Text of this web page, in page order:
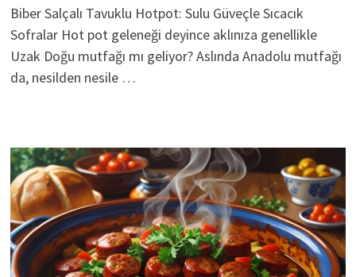
Biber Salçalı Tavuklu Hotpot: Sulu Güveçle Sıcacık
Sofralar Hot pot geleneği deyince aklınıza genellikle
Uzak Doğu mutfağı mı geliyor? Aslında Anadolu mutfağı
da, nesilden nesile …